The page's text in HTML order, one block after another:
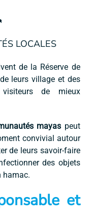
LOCALES
de la Réserve de
leurs village et des
de mieux
mayas peut
convivial autour
de leurs savoir-faire
des objets
hamac.
et